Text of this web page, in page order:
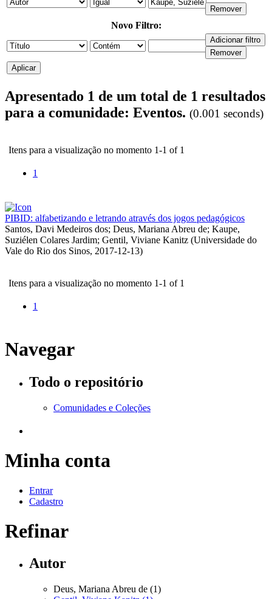
Novo Filtro:
Apresentado 1 de um total de 1 resultados
para a comunidade: Eventos. (0.001 seconds)
Itens para a visualização no momento 1-1 of 1
1
PIBID: alfabetizando e letrando através dos jogos pedagógicos
Santos, Davi Medeiros dos; Deus, Mariana Abreu de; Kaupe,
Suziélen Colares Jardim; Gentil, Viviane Kanitz (Universidade do
Vale do Rio dos Sinos, 2017-12-13)
Itens para a visualização no momento 1-1 of 1
1
Navegar
Todo o repositório
Comunidades e Coleções
Minha conta
Entrar
Cadastro
Refinar
Autor
Deus, Mariana Abreu de (1)